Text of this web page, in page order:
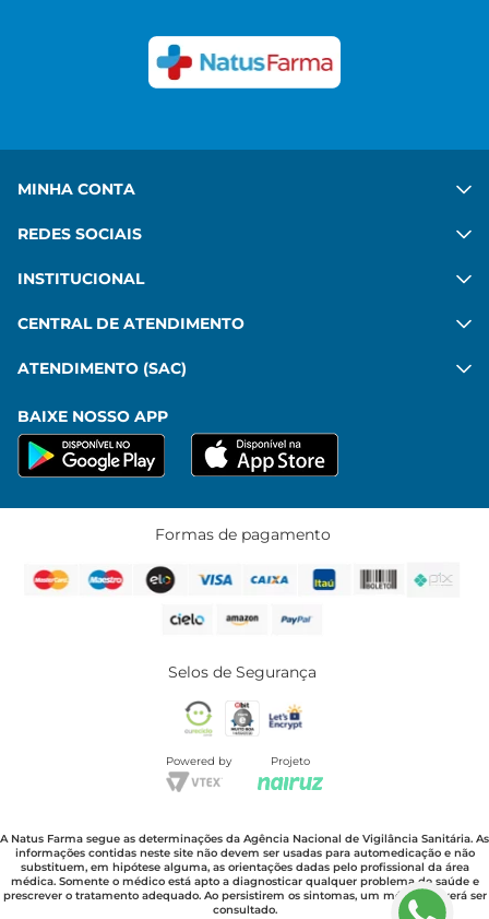
commodo, imperdiet sit pharetra mattis leo amet.
MINHA CONTA
REDES SOCIAIS
INSTITUCIONAL
CENTRAL DE ATENDIMENTO
ATENDIMENTO (SAC)
BAIXE NOSSO APP
Formas de pagamento
Selos de Segurança
Powered by Projeto
A Natus Farma segue as determinações da Agência Nacional de Vigilância Sanitária. As
informações contidas neste site não devem ser usadas para automedicação e não
substituem, em hipótese alguma, as orientações dadas pelo profissional da área
médica. Somente o médico está apto a diagnosticar qualquer problema de saúde e
prescrever o tratamento adequado. Ao persistirem os sintomas, um médico deverá ser
consultado.